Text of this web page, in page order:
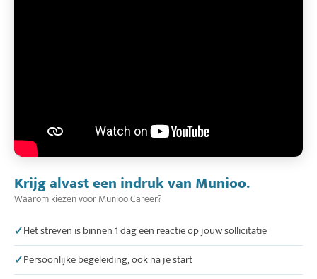
Krijg alvast een indruk van Munioo.
Waarom kiezen voor Munioo Career?
Het streven is binnen 1 dag een reactie op jouw sollicitatie
Persoonlijke begeleiding, ook na je start